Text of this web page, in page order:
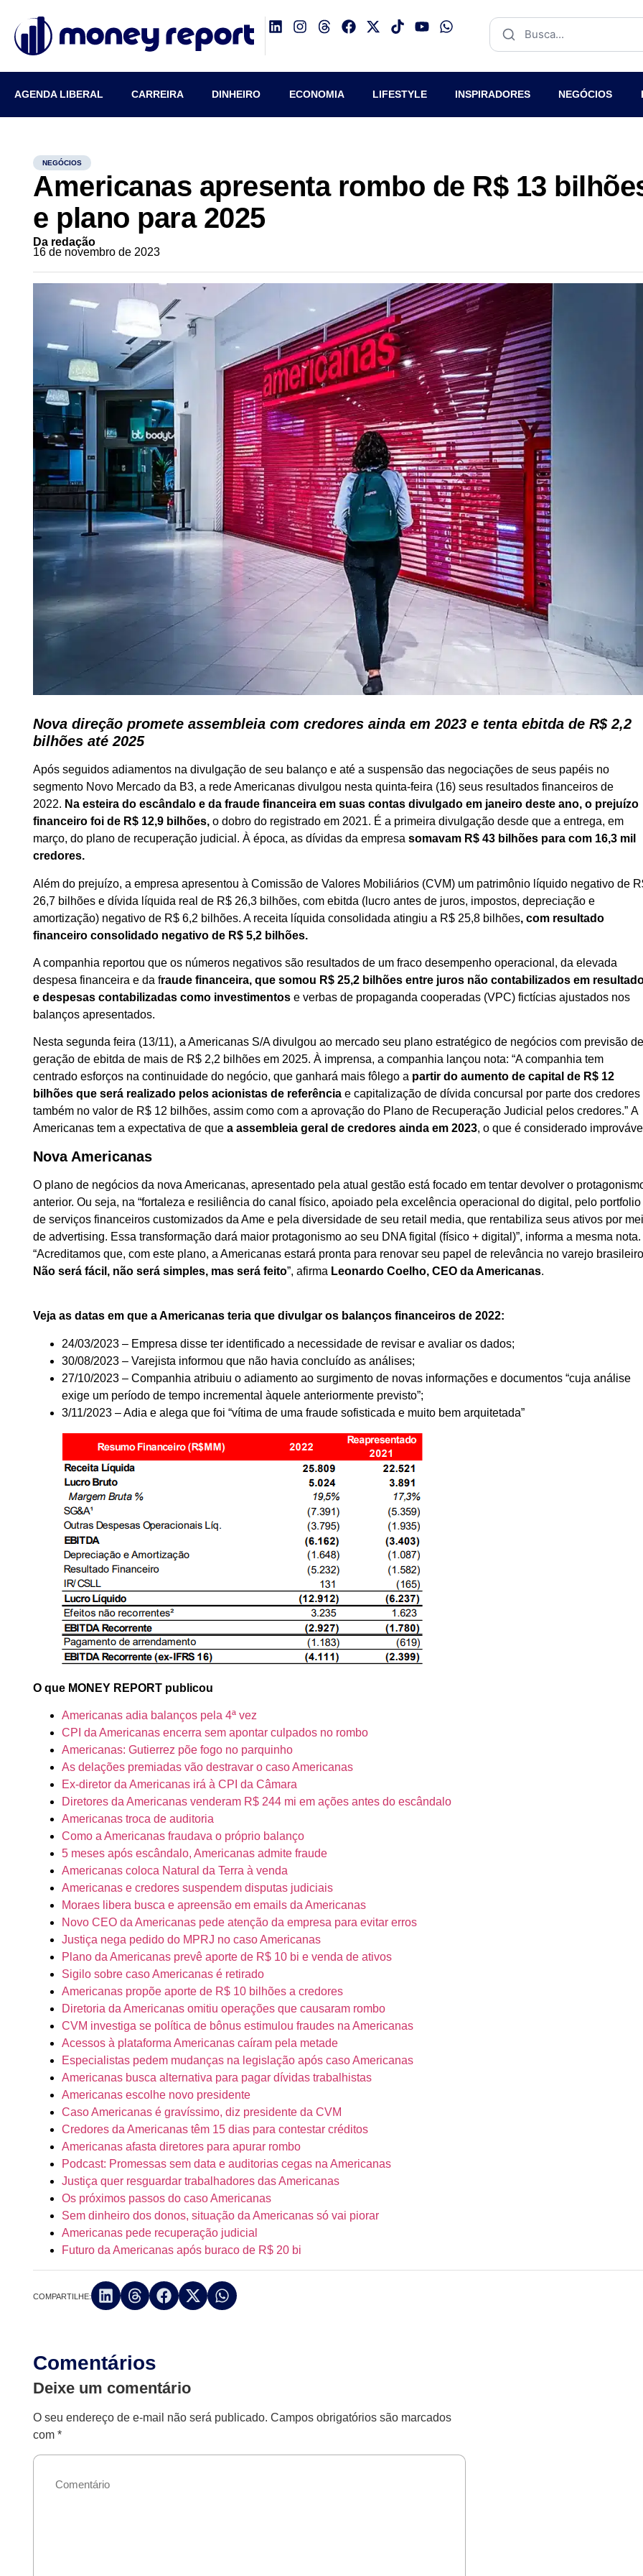
AGENDA LIBERAL CARREIRA DINHEIRO ECONOMIA LIFESTYLE INSPIRADORES NEGÓCIOS
NEGÓCIOS
Americanas apresenta rombo de R$ 13
e plano para 2025
Da redação
16 de novembro de 2023
Nova direção promete assembleia com credores ainda em 2023 e tenta ebitda de R$ 2,2
bilhões até 2025
Após seguidos adiamentos na divulgação de seu balanço e até a suspensão das negociações de seus papéis no
segmento Novo Mercado da B3, a rede Americanas divulgou nesta quinta-feira (16) seus resultados financeiros de
2022. Na esteira do escândalo e da fraude financeira em suas contas divulgado em janeiro deste ano, o prejuízo
financeiro foi de R$ 12,9 bilhões,o dobro do registrado em 2021. É a primeira divulgação desde que a entrega, em
março, do plano de recuperação judicial. À época, as dívidas da empresasomavam R$ 43 bilhões para com 16,3 mil
credores.
Além do prejuízo, a empresa apresentou à Comissão de Valores Mobiliários (CVM) um patrimônio líquido negativo de
26,7 bilhões e dívida líquida real de R$ 26,3 bilhões, com ebitda (lucro antes de juros, impostos, depreciação e
amortização) negativo de R$ 6,2 bilhões. A receita líquida consolidada atingiu a R$ 25,8 bilhões, com resultado
financeiro consolidado negativo de R$ 5,2 bilhões.
A companhia reportou que os números negativos são resultados de um fraco desempenho operacional, da elevada
despesa financeira e da fraude financeira, que somou R$ 25,2 bilhões entre juros não contabilizados em
e despesas contabilizadas como investimentos e verbas de propaganda cooperadas (VPC) fictícias ajustados nos
balanços apresentados.
Nesta segunda feira (13/11), a Americanas S/A divulgou ao mercado seu plano estratégico de negócios com previsão
geração de ebitda de mais de R$ 2,2 bilhões em 2025. À imprensa, a companhia lançou nota: “A companhia tem
centrado esforços na continuidade do negócio, que ganhará mais fôlego a partir do aumento de capital de R$ 12
bilhões que será realizado pelos acionistas de referência e capitalização de dívida concursal por parte dos credores
também no valor de R$ 12 bilhões, assim como com a aprovação do Plano de Recuperação Judicial pelos credores.” A
Americanas tem a expectativa de que a assembleia geral de credores ainda em 2023, o que é considerado
Nova Americanas
O plano de negócios da nova Americanas, apresentado pela atual gestão está focado em tentar devolver o
anterior. Ou seja, na “fortaleza e resiliência do canal físico, apoiado pela excelência operacional do digital, pelo portfolio
de serviços financeiros customizados da Ame e pela diversidade de seu retail media, que rentabiliza seus ativos por
de advertising. Essa transformação dará maior protagonismo ao seu DNA figital (físico + digital)”, informa a mesma nota.
“Acreditamos que, com este plano, a Americanas estará pronta para renovar seu papel de relevância no varejo
Não será fácil, não será simples, mas será feito”, afirma Leonardo Coelho, CEO da Americanas.
Veja as datas em que a Americanas teria que divulgar os balanços financeiros de 2022:
24/03/2023 – Empresa disse ter identificado a necessidade de revisar e avaliar os dados;
30/08/2023 – Varejista informou que não havia concluído as análises;
27/10/2023 – Companhia atribuiu o adiamento ao surgimento de novas informações e documentos “cuja análise
exige um período de tempo incremental àquele anteriormente previsto”;
3/11/2023 – Adia e alega que foi “vítima de uma fraude sofisticada e muito bem arquitetada”
O que MONEY REPORT publicou
Americanas adia balanços pela 4ª vez
CPI da Americanas encerra sem apontar culpados no rombo
Americanas: Gutierrez põe fogo no parquinho
As delações premiadas vão destravar o caso Americanas
Ex-diretor da Americanas irá à CPI da Câmara
Diretores da Americanas venderam R$ 244 mi em ações antes do escândalo
Americanas troca de auditoria
Como a Americanas fraudava o próprio balanço
5 meses após escândalo, Americanas admite fraude
Americanas coloca Natural da Terra à venda
Americanas e credores suspendem disputas judiciais
Moraes libera busca e apreensão em emails da Americanas
Novo CEO da Americanas pede atenção da empresa para evitar erros
Justiça nega pedido do MPRJ no caso Americanas
Plano da Americanas prevê aporte de R$ 10 bi e venda de ativos
Sigilo sobre caso Americanas é retirado
Americanas propõe aporte de R$ 10 bilhões a credores
Diretoria da Americanas omitiu operações que causaram rombo
CVM investiga se política de bônus estimulou fraudes na Americanas
Acessos à plataforma Americanas caíram pela metade
Especialistas pedem mudanças na legislação após caso Americanas
Americanas busca alternativa para pagar dívidas trabalhistas
Americanas escolhe novo presidente
Caso Americanas é gravíssimo, diz presidente da CVM
Credores da Americanas têm 15 dias para contestar créditos
Americanas afasta diretores para apurar rombo
Podcast: Promessas sem data e auditorias cegas na Americanas
Justiça quer resguardar trabalhadores das Americanas
Os próximos passos do caso Americanas
Sem dinheiro dos donos, situação da Americanas só vai piorar
Americanas pede recuperação judicial
Futuro da Americanas após buraco de R$ 20 bi
COMPARTILHE:
Comentários
Deixe um comentário
O seu endereço de e-mail não será publicado. Campos obrigatórios são marcados
com*